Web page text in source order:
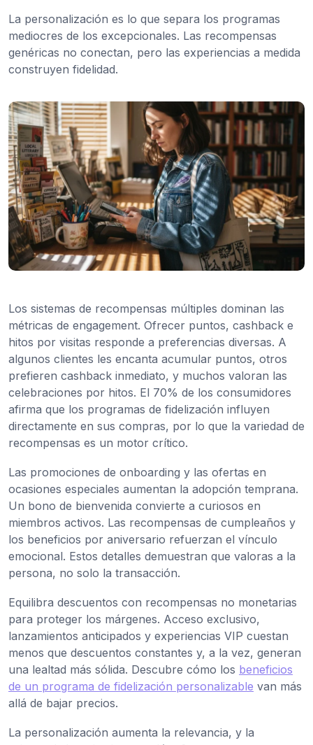
La personalización es lo que separa los programas
mediocres de los excepcionales. Las recompensas
genéricas no conectan, pero las experiencias a medida
construyen fidelidad.
Los sistemas de recompensas múltiples dominan las
métricas de engagement. Ofrecer puntos, cashback e
hitos por visitas responde a preferencias diversas. A
algunos clientes les encanta acumular puntos, otros
prefieren cashback inmediato, y muchos valoran las
celebraciones por hitos. El 70% de los consumidores
afirma que los programas de fidelización influyen
directamente en sus compras, por lo que la variedad de
recompensas es un motor crítico.
Las promociones de onboarding y las ofertas en
ocasiones especiales aumentan la adopción temprana.
Un bono de bienvenida convierte a curiosos en
miembros activos. Las recompensas de cumpleaños y
los beneficios por aniversario refuerzan el vínculo
emocional. Estos detalles demuestran que valoras a la
persona, no solo la transacción.
Equilibra descuentos con recompensas no monetarias
para proteger los márgenes. Acceso exclusivo,
lanzamientos anticipados y experiencias VIP cuestan
menos que descuentos constantes y, a la vez, generan
una lealtad más sólida. Descubre cómo los beneficios
de un programa de fidelización personalizable van más
allá de bajar precios.
La personalización aumenta la relevancia, y la